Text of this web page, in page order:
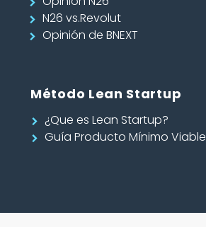
N26 vs.Revolut
Opinión de BNEXT
Método Lean Startup
¿Que es Lean Startup?
Guía Producto Mínimo Viable